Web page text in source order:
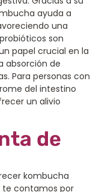
ayuda a
una
son
papel crucial en la
absorción de
Para personas con
del intestino
un alivio
de
kombucha
te contamos por